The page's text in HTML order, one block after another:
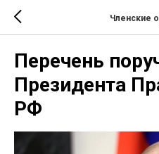
Членские
Перечень
Президента
РФ